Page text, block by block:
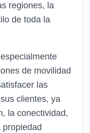
regiones, la
de toda la
de movilidad
las
clientes, ya
la conectividad,
propiedad